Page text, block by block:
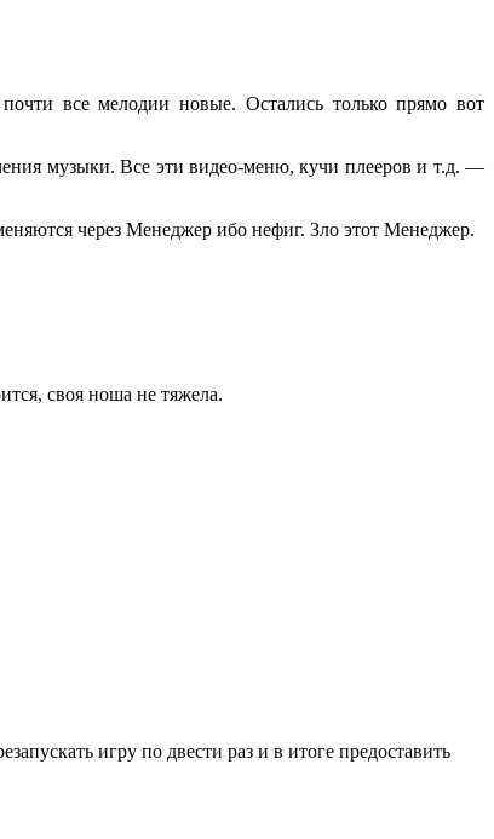
все мелодии новые. Остались только прямо вот
музыки. Все эти видео-меню, кучи плееров и т.д. —
через Менеджер ибо нефиг. Зло этот Менеджер.
своя ноша не тяжела.
игру по двести раз и в итоге предоставить